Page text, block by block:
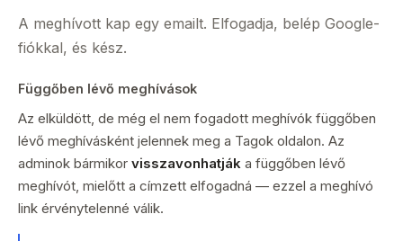
A meghívott kap egy emailt. Elfogadja, belép Google-
fiókkal, és kész.
Függőben lévő meghívások
Az elküldött, de még el nem fogadott meghívók függőben
lévő meghívásként jelennek meg a Tagok oldalon. Az
adminok bármikor visszavonhatják a függőben lévő
meghívót, mielőtt a címzett elfogadná — ezzel a meghívó
link érvénytelenné válik.